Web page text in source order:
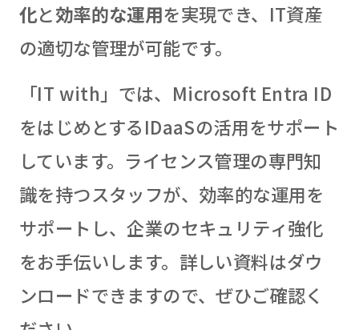
化と効率的な運用を実現でき、IT資産
の適切な管理が可能です。
「IT with」では、Microsoft Entra ID
をはじめとするIDaaSの活用をサポート
しています。ライセンス管理の専門知
識を持つスタッフが、効率的な運用を
サポートし、企業のセキュリティ強化
をお手伝いします。詳しい資料はダウ
ンロードできますので、ぜひご確認く